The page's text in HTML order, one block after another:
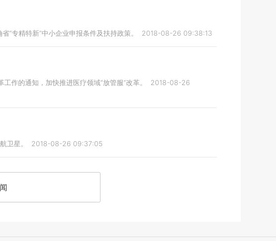
“专精特新”中小企业申报条件及扶持政策。 2018-08-26 09:38:13
作的通知，加快推进医疗领域“放管服”改革。
2018-08-26
卫星。 2018-08-26 09:37:05